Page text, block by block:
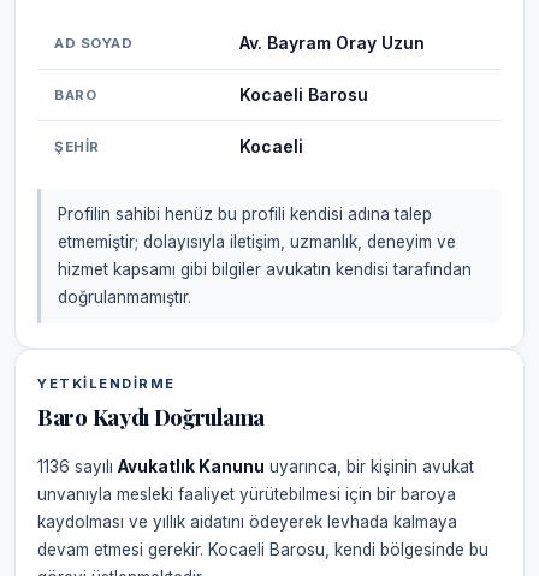
AD SOYAD Av. Bayram Oray Uzun
BARO Kocaeli Barosu
ŞEHIR Kocaeli
Profilin sahibi henüz bu profili kendisi adına talep
etmemiştir; dolayısıyla iletişim, uzmanlık, deneyim ve
hizmet kapsamı gibi bilgiler avukatın kendisi tarafından
doğrulanmamıştır.
YETKILENDIRME
Baro Kaydı Doğrulama
1136 sayılı Avukatlık Kanunu uyarınca, bir kişinin avukat
unvanıyla mesleki faaliyet yürütebilmesi için bir baroya
kaydolması ve yıllık aidatını ödeyerek levhada kalmaya
devam etmesi gerekir. Kocaeli Barosu, kendi bölgesinde bu